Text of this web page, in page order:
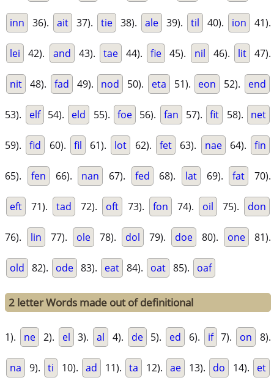
inn 36). ait 37). tie 38). ale 39). til 40). ion 41).
lei 42). and 43). tae 44). fie 45). nil 46). lit 47).
nit 48). fad 49). nod 50). eta 51). eon 52). end
53). elf 54). eld 55). foe 56). fan 57). fit 58). net
59). fid 60). fil 61). lot 62). fet 63). nae 64). fin
65). fen 66). nan 67). fed 68). lat 69). fat 70).
eft 71). tad 72). oft 73). fon 74). oil 75). don
76). lin 77). ole 78). dol 79). doe 80). one 81).
old 82). ode 83). eat 84). oat 85). oaf
2 letter Words made out of definitional
1). ne 2). el 3). al 4). de 5). ed 6). if 7). on 8).
na 9). ti 10). ad 11). ta 12). ae 13). do 14). et